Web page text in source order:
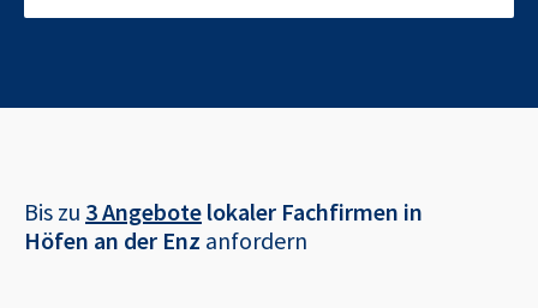
Bis zu 3 Angebote lokaler Fachfirmen in
Höfen an der Enz anfordern